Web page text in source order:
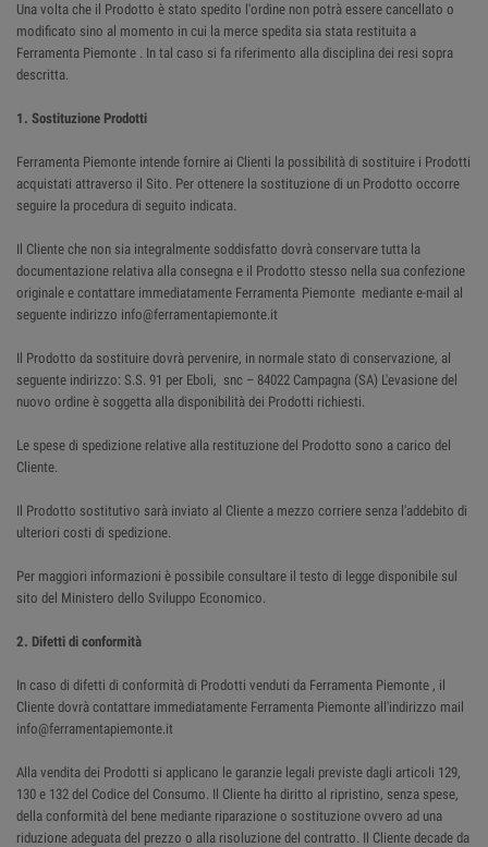
Una volta che il Prodotto è stato spedito l'ordine non potrà essere cancellato o
modificato sino al momento in cui la merce spedita sia stata restituita a
Ferramenta Piemonte . In tal caso si fa riferimento alla disciplina dei resi sopra
descritta.
1. Sostituzione Prodotti
Ferramenta Piemonte intende fornire ai Clienti la possibilità di sostituire i Prodotti
acquistati attraverso il Sito. Per ottenere la sostituzione di un Prodotto occorre
seguire la procedura di seguito indicata.
Il Cliente che non sia integralmente soddisfatto dovrà conservare tutta la
documentazione relativa alla consegna e il Prodotto stesso nella sua confezione
originale e contattare immediatamente Ferramenta Piemonte mediante e-mail al
seguente indirizzo info@ferramentapiemonte.it
Il Prodotto da sostituire dovrà pervenire, in normale stato di conservazione, al
seguente indirizzo: S.S. 91 per Eboli, snc – 84022 Campagna (SA) L'evasione del
nuovo ordine è soggetta alla disponibilità dei Prodotti richiesti.
Le spese di spedizione relative alla restituzione del Prodotto sono a carico del
Cliente.
Il Prodotto sostitutivo sarà inviato al Cliente a mezzo corriere senza l'addebito di
ulteriori costi di spedizione.
Per maggiori informazioni è possibile consultare il testo di legge disponibile sul
sito del Ministero dello Sviluppo Economico.
2. Difetti di conformità
In caso di difetti di conformità di Prodotti venduti da Ferramenta Piemonte , il
Cliente dovrà contattare immediatamente Ferramenta Piemonte all'indirizzo mail
info@ferramentapiemonte.it
Alla vendita dei Prodotti si applicano le garanzie legali previste dagli articoli 129,
130 e 132 del Codice del Consumo. Il Cliente ha diritto al ripristino, senza spese,
della conformità del bene mediante riparazione o sostituzione ovvero ad una
riduzione adeguata del prezzo o alla risoluzione del contratto. Il Cliente decade da